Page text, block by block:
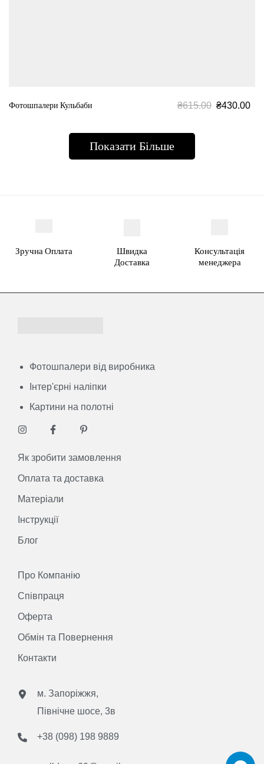
Фотошпалери Кульбаби ₴615.00 ₴430.00
Показати Більше
Зручна Оплата
Швидка
Доставка
Консультація
менеджера
Фотошпалери від виробника
Інтер'єрні наліпки
Картини на полотні
Як зробити замовлення
Оплата та доставка
Матеріали
Інструкції
Блог
Про Компанію
Співпраця
Оферта
Обмін та Повернення
Контакти
м. Запоріжжя,
Північне шосе, 3в
+38 (098) 198 9889